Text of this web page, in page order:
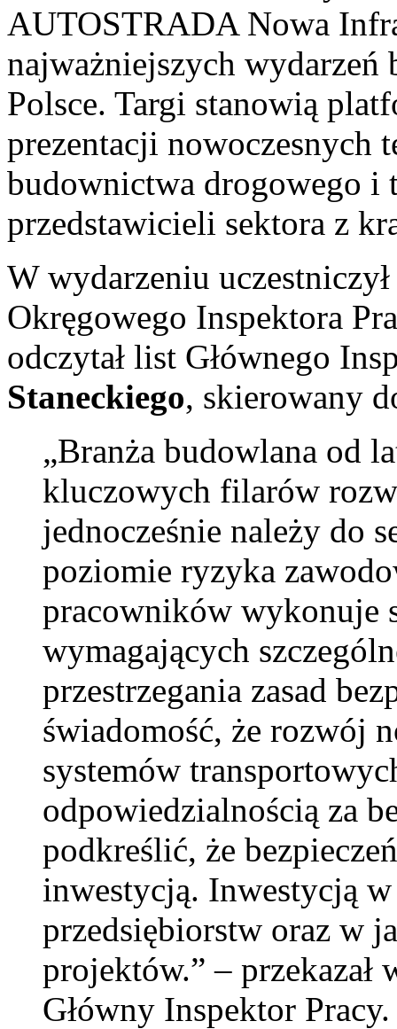
AUTOSTRADA Nowa
najważniejszych
Polsce. Targi stanowią
prezentacji
budownictwa drogowego i
przedstawicieli sektora z
W wydarzeniu
Okręgowego Inspektora
odczytał list Głównego
Staneckiego, skierowany
„Branża budowlana od
kluczowych filarów
jednocześnie należy do
poziomie ryzyka
pracowników wykonuje
wymagających
przestrzegania zasad
świadomość, że rozwój
systemów
odpowiedzialnością za
podkreślić, że
inwestycją. Inwestycją
przedsiębiorstw oraz w
projektów.” –
Główny Inspektor Pracy.